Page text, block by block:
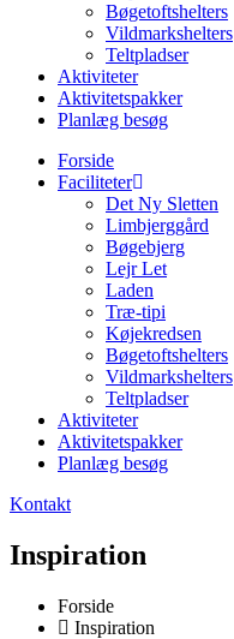
Bøgetoftshelters
Vildmarkshelters
Teltpladser
Aktiviteter
Aktivitetspakker
Planlæg besøg
Forside
Faciliteter
Det Ny Sletten
Limbjerggård
Bøgebjerg
Lejr Let
Laden
Træ-tipi
Køjekredsen
Bøgetoftshelters
Vildmarkshelters
Teltpladser
Aktiviteter
Aktivitetspakker
Planlæg besøg
Kontakt
Inspiration
Forside
Inspiration